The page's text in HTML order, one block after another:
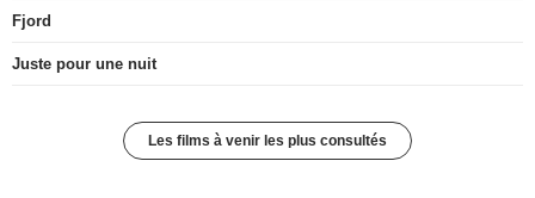
Fjord
Juste pour une nuit
Les films à venir les plus consultés